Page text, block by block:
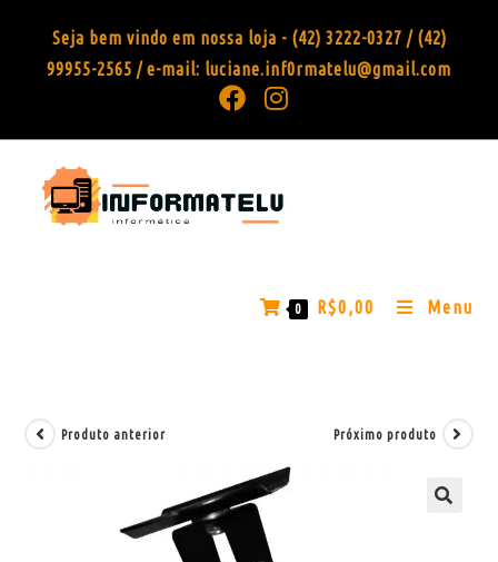
Seja bem vindo em nossa loja - (42) 3222-0327 / (42)
99955-2565 / e-mail: luciane.inf0rmatelu@gmail.com
0 R$0,00 Menu
Produto anterior Próximo produto